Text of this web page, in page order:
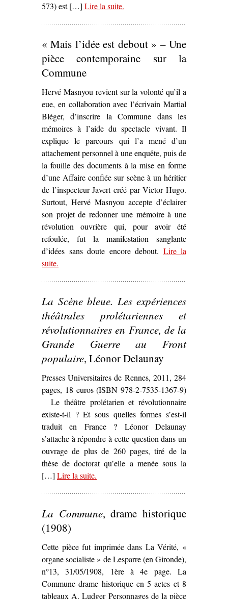
573) est […] Lire la suite– ‘
et le Théâtre du Radeau : un
théâtre apolitiquement politique
.
« Mais l’idée est debout » – Une
pièce contemporaine sur la
Commune
Hervé Masnyou revient sur la volonté qu’il a
eue, en collaboration avec l’écrivain Martial
Bléger, d’inscrire la Commune dans les
mémoires à l’aide du spectacle vivant. Il
explique le parcours qui l’a mené d’un
attachement personnel à une enquête, puis de
la fouille des documents à la mise en forme
d’une Affaire confiée sur scène à un héritier
de l’inspecteur Javert créé par Victor Hugo.
Surtout, Hervé Masnyou accepte d’éclairer
son projet de redonner une mémoire à une
révolution ouvrière qui, pour avoir été
refoulée, fut la manifestation sanglante
d’idées sans doute encore debout. Lire la
suite– ‘« Mais l’idée est debout » – Une pièce
.
La Scène bleue. Les expériences
théâtrales prolétariennes et
révolutionnaires en France, de la
Grande Guerre au Front
populaire, Léonor Delaunay
Presses Universitaires de Rennes, 2011, 284
pages, 18 euros (ISBN 978-2-7535-1367-9)
Le théâtre prolétarien et révolutionnaire
existe-t-il ? Et sous quelles formes s’est-il
traduit en France ? Léonor Delaunay
s’attache à répondre à cette question dans un
ouvrage de plus de 260 pages, tiré de la
thèse de doctorat qu’elle a menée sous la
[…] Lire la suite– ‘
Grande Guerre au Front populaire
.
La Commune, drame historique
(1908)
Cette pièce fut imprimée dans La Vérité, «
organe socialiste » de Lesparre (en Gironde),
n°13, 31/05/1908, 1ère à 4e page. La
Commune drame historique en 5 actes et 8
tableaux A. Ludger Personnages de la pièce